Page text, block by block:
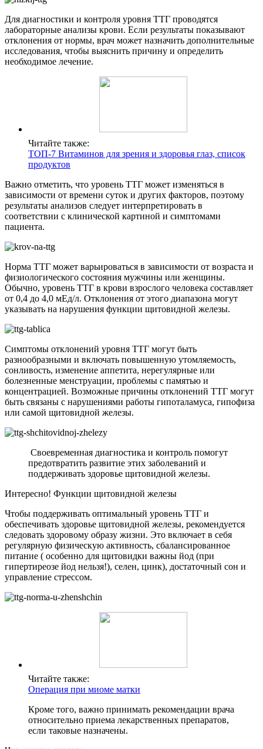
Для диагностики и контроля уровня ТТГ проводятся
лабораторные анализы крови. Если результаты показывают
отклонения от нормы, врач может назначить дополнительные
исследования, чтобы выяснить причину и определить
необходимое лечение.
Читайте также:
ТОП-7 Витаминов для зрения и здоровья глаз, список
продуктов
Важно отметить, что уровень ТТГ может изменяться в
зависимости от времени суток и других факторов, поэтому
результаты анализов следует интерпретировать в
соответствии с клинической картиной и симптомами
пациента.
Норма ТТГ может варьироваться в зависимости от возраста и
физиологического состояния мужчины или женщины.
Обычно, уровень ТТГ в крови взрослого человека составляет
от 0,4 до 4,0 мЕд/л. Отклонения от этого диапазона могут
указывать на нарушения функции щитовидной железы.
Симптомы отклонений уровня ТТГ могут быть
разнообразными и включать повышенную утомляемость,
сонливость, изменение аппетита, нерегулярные или
болезненные менструации, проблемы с памятью и
концентрацией. Возможные причины отклонений ТТГ могут
быть связаны с нарушениями работы гипоталамуса, гипофиза
или самой щитовидной железы.
Своевременная диагностика и контроль помогут
предотвратить развитие этих заболеваний и
поддерживать здоровье щитовидной железы.
Интересно! Функции щитовидной железы
Чтобы поддерживать оптимальный уровень ТТГ и
обеспечивать здоровье щитовидной железы, рекомендуется
следовать здоровому образу жизни. Это включает в себя
регулярную физическую активность, сбалансированное
питание ( особенно для щитовидки важны йод (при
гипертиреозе йод нельзя!), селен, цинк), достаточный сон и
управление стрессом.
Читайте также:
Операция при миоме матки
Кроме того, важно принимать рекомендации врача
относительно приема лекарственных препаратов,
если таковые назначены.